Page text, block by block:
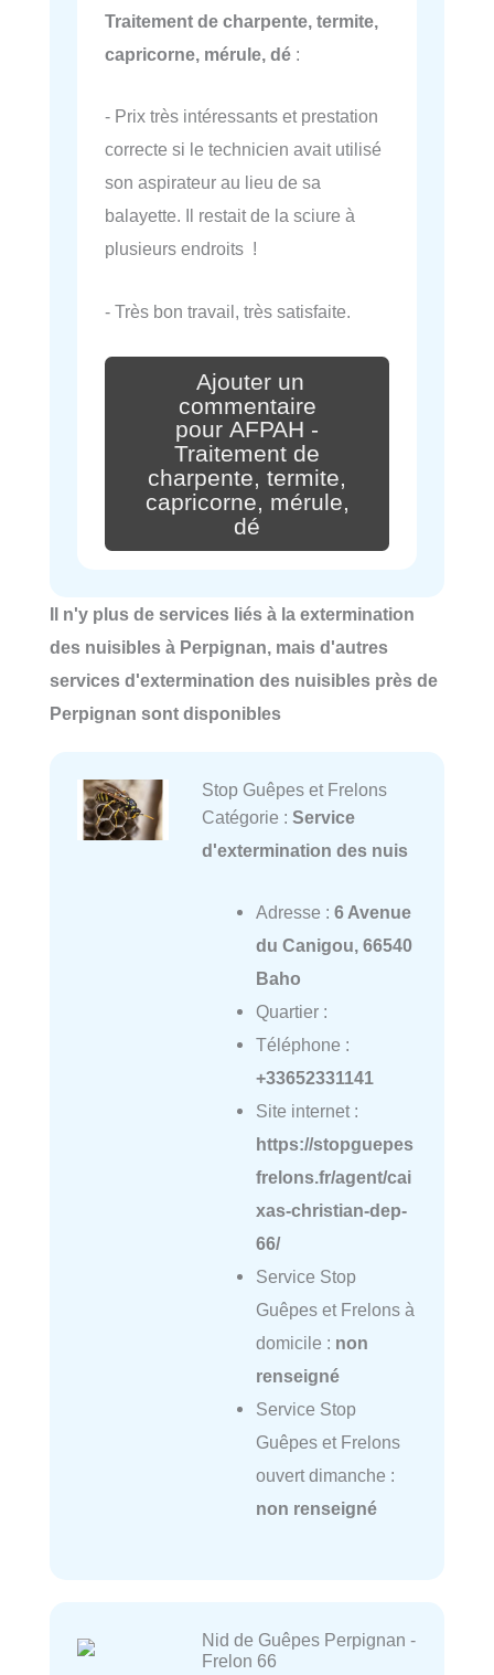
Traitement de charpente, termite,
capricorne, mérule, dé :
- Prix très intéressants et prestation
correcte si le technicien avait utilisé
son aspirateur au lieu de sa
balayette. Il restait de la sciure à
plusieurs endroits !
- Très bon travail, très satisfaite.
Ajouter un
commentaire
pour AFPAH -
Traitement de
charpente, termite,
capricorne, mérule,
dé
Il n'y plus de services liés à la extermination
des nuisibles à Perpignan, mais d'autres
services d'extermination des nuisibles près de
Perpignan sont disponibles
Stop Guêpes et Frelons
Catégorie : Service
d'extermination des nuis
Adresse : 6 Avenue
du Canigou, 66540
Baho
Quartier :
Téléphone :
+33652331141
Site internet :
https://stopguepes
frelons.fr/agent/cai
xas-christian-dep-
66/
Service Stop
Guêpes et Frelons à
domicile : non
renseigné
Service Stop
Guêpes et Frelons
ouvert dimanche :
non renseigné
Nid de Guêpes Perpignan -
Frelon 66